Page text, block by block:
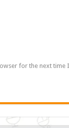
for the next time